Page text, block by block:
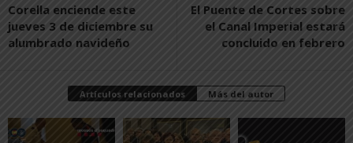
Corella enciende este
jueves 3 de diciembre su
alumbrado navideño
El Puente de Cortes sobre
el Canal Imperial estará
concluido en febrero
Artículos relacionados Más del autor